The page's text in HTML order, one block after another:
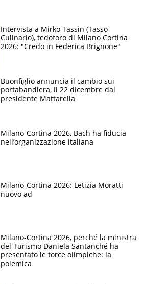
Intervista a Mirko Tassin (Tasso
Culinario), tedoforo di Milano Cortina
2026: "Credo in Federica Brignone"
Buonfiglio annuncia il cambio sui
portabandiera, il 22 dicembre dal
presidente Mattarella
Milano-Cortina 2026, Bach ha fiducia
nell’organizzazione italiana
Milano-Cortina 2026: Letizia Moratti
nuovo ad
Milano-Cortina 2026, perché la ministra
del Turismo Daniela Santanché ha
presentato le torce olimpiche: la
polemica